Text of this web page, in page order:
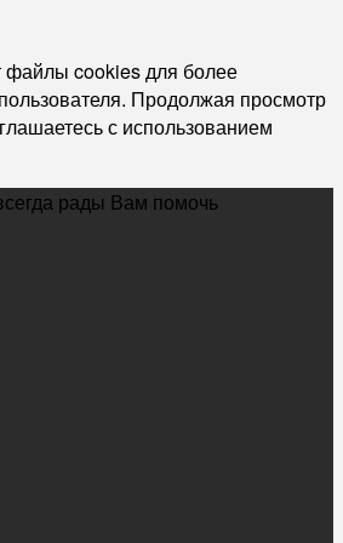
файлы cookies для более
Продолжая просмотр
с использованием
рады Вам помочь